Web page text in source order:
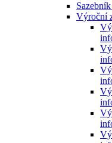
Výroční